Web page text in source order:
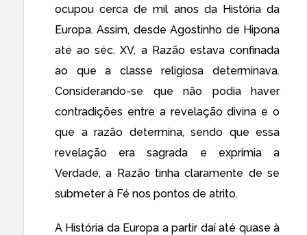
ocupou cerca de mil anos da História da
Europa. Assim, desde Agostinho de Hipona
até ao séc. XV, a Razão estava confinada
ao que a classe religiosa determinava.
Considerando-se que não podia haver
contradições entre a revelação divina e o
que a razão determina, sendo que essa
revelação era sagrada e exprimia a
Verdade, a Razão tinha claramente de se
submeter à Fé nos pontos de atrito.
A História da Europa a partir daí até quase à